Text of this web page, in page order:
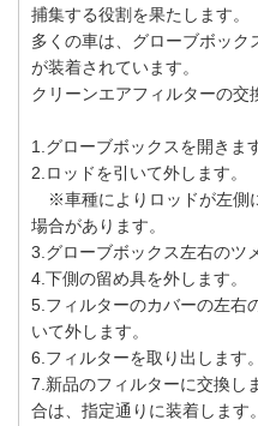
捕集する役割を果たします。
多くの車は、グローブボック
が装着されています。
クリーンエアフィルターの交
1.グローブボックスを開きま
2.ロッドを引いて外します。
※車種によりロッドが左側
場合があります。
3.グローブボックス左右のツ
4.下側の留め具を外します。
5.フィルターのカバーの左右
いて外します。
6.フィルターを取り出します。
7.新品のフィルターに交換し
合は、指定通りに装着します。